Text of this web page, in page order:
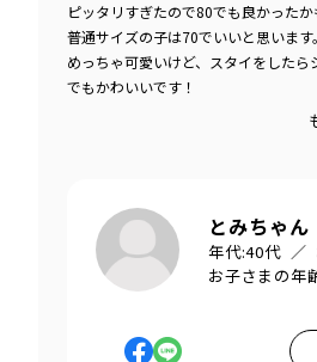
ピッタリすぎたので80でも良かった
普通サイズの子は70でいいと思います。
めっちゃ可愛いけど、スタイをしたら
でもかわいいです！
とみちゃん
年代:40代
お子さまの年